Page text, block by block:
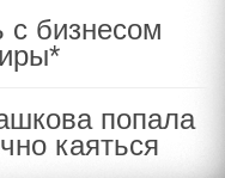
с бизнесом
попала
каяться